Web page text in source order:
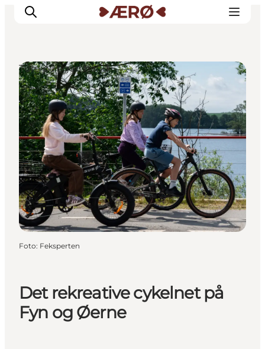
Overnatning
Spisesteder
Oplevelser
Events
Planlæg ferien
Det rekreative cykelnet på
Fyn og Øerne
Ture på egen hånd
Foto: Feksperten